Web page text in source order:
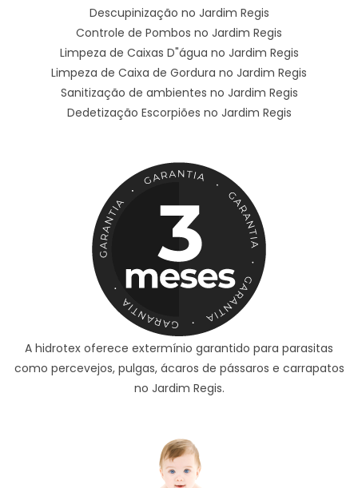
Descupinização no Jardim Regis
Controle de Pombos no Jardim Regis
Limpeza de Caixas D"água no Jardim Regis
Limpeza de Caixa de Gordura no Jardim Regis
Sanitização de ambientes no Jardim Regis
Dedetização Escorpiões no Jardim Regis
A hidrotex oferece extermínio garantido para parasitas
como percevejos, pulgas, ácaros de pássaros e carrapatos
no Jardim Regis.